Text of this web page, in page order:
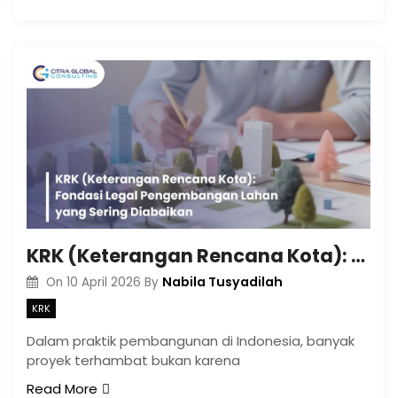
KRK (Keterangan Rencana Kota): Fondasi Legal Pengembangan Lahan yang Sering Diabaikan
On 10 April 2026 By Nabila Tusyadilah
KRK
Dalam praktik pembangunan di Indonesia, banyak
proyek terhambat bukan karena
Read More